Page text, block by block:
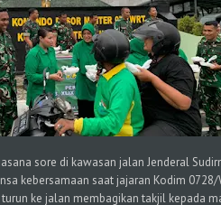
sore di kawasan jalan Jenderal
kebersamaan saat jajaran Kodim
turun ke jalan membagikan takjil kepada